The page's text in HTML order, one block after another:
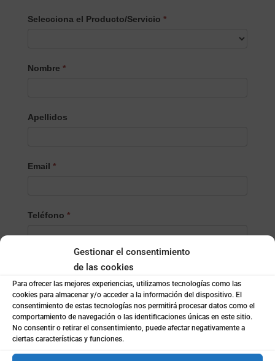
Gestionar el consentimiento
de las cookies
Para ofrecer las mejores experiencias, utilizamos tecnologías como las
cookies para almacenar y/o acceder a la información del dispositivo. El
consentimiento de estas tecnologías nos permitirá procesar datos como el
comportamiento de navegación o las identificaciones únicas en este sitio.
No consentir o retirar el consentimiento, puede afectar negativamente a
ciertas características y funciones.
Selecciona el Producto/Servicio *
el
Nombre *
Apellidos
Email *
Teléfono *
*
¿Empresa o particular?*
Empresa
Particular